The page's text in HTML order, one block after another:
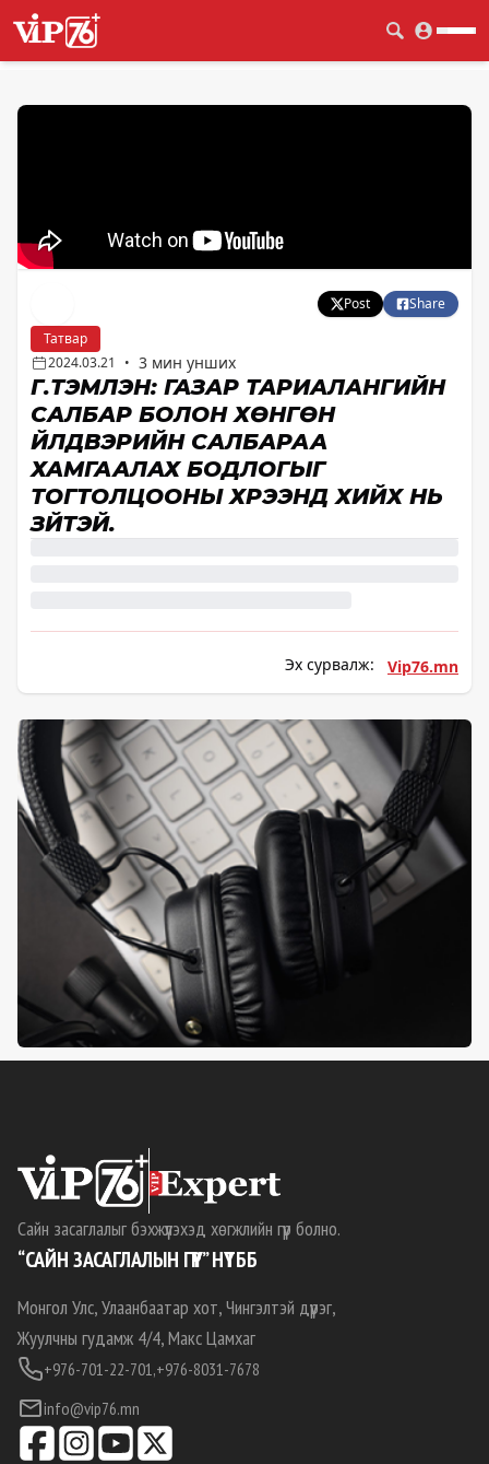
Post
Share
Татвар
2024.03.21
• 3 мин унших
Г.ТЭМҮҮЛЭН: ГАЗАР ТАРИАЛАНГИЙН
САЛБАР БОЛОН ХӨНГӨН
ҮЙЛДВЭРИЙН САЛБАРАА
ХАМГААЛАХ БОДЛОГЫГ
ТОГТОЛЦООНЫ ХҮРЭЭНД ХИЙХ НЬ
ЗҮЙТЭЙ.
Эх сурвалж: Vip76.mn
Сайн засаглалыг бэхжүүлэхэд хөгжлийн гүүр болно.
“САЙН ЗАСАГЛАЛЫН ГҮҮР” НҮТББ
Монгол Улс, Улаанбаатар хот, Чингэлтэй дүүрэг,
Жуулчны гудамж 4/4, Макс Цамхаг
+976-701-22-701,+976-8031-7678
info@vip76.mn